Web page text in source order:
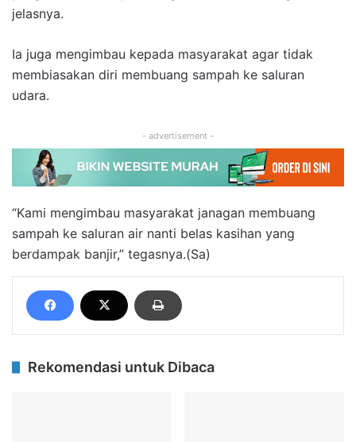
jelasnya.
Ia juga mengimbau kepada masyarakat agar tidak
membiasakan diri membuang sampah ke saluran
udara.
- advertisement -
“Kami mengimbau masyarakat janagan membuang
sampah ke saluran air nanti belas kasihan yang
berdampak banjir,” tegasnya.(Sa)
Rekomendasi untuk Dibaca